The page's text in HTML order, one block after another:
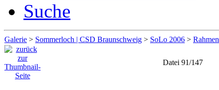
Suche
Galerie > Sommerloch | CSD Braunschweig > SoLo 2006 >
Datei 91/147